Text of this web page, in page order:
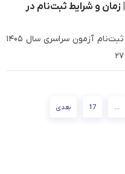
مهلت ثبت‌نام کنکور سراسری ۱۴۰۵ | زمان و شرایط ثبت‌نام در
سازمان سنجش آموزش کشور اعلام کرد ثبت‌نام‌ آزمون‌ سراسری‌ سال ۱۴۰۵
…
17 بعدی